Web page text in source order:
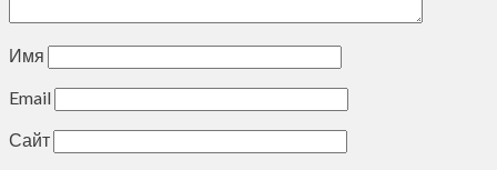
Имя
Email
Сайт